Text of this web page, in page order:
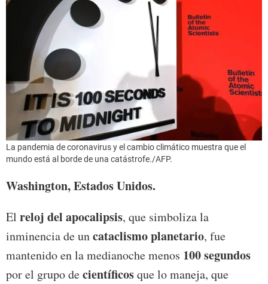
La pandemia de coronavirus y el cambio climático muestra que el
mundo está al borde de una catástrofe./AFP.
Washington, Estados Unidos.
El reloj del apocalipsis, que simboliza la
inminencia de uncataclismo planetario, fue
mantenido en la medianoche menos 100 segundos
por el grupo decientíficosque lo maneja, que